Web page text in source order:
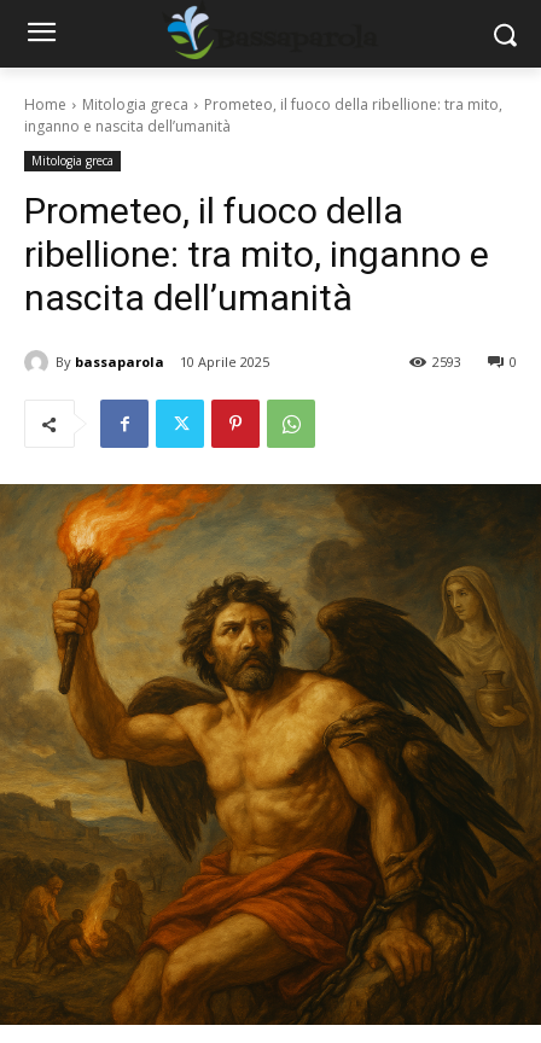
Home Mitologia greca
Prometeo, il fuoco della ribellione: tra mito,
inganno e nascita dell’umanità
Mitologia greca
Prometeo, il fuoco della
ribellione: tra mito, inganno e
nascita dell’umanità
By bassaparola 10 Aprile 2025 0
2593